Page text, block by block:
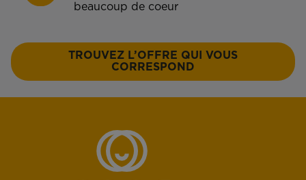
beaucoup de coeur
TROUVEZ L’OFFRE QUI VOUS
CORRESPOND